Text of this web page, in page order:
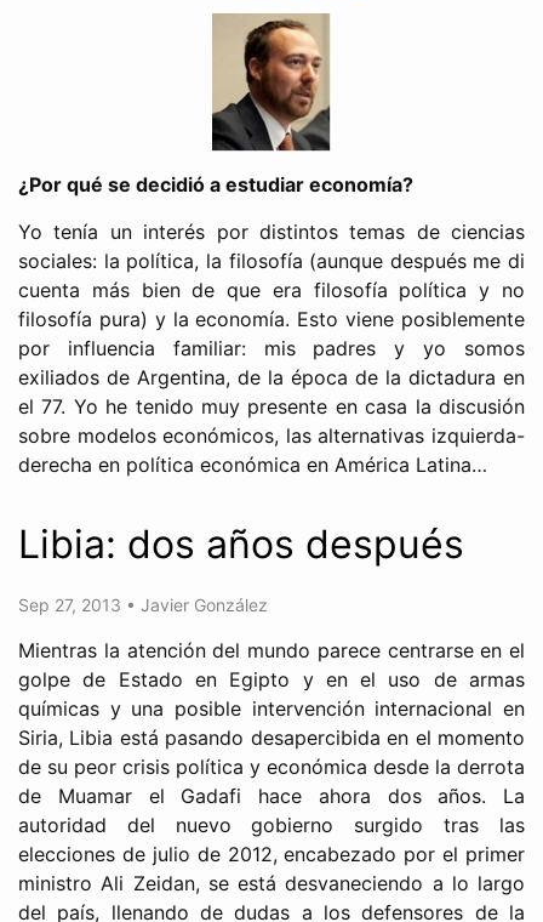
¿Por qué se decidió a estudiar economía?
Yo tenía un interés por distintos temas de ciencias
sociales: la política, la filosofía (aunque después me di
cuenta más bien de que era filosofía política y no
filosofía pura) y la economía. Esto viene posiblemente
por influencia familiar: mis padres y yo somos
exiliados de Argentina, de la época de la dictadura en
el 77. Yo he tenido muy presente en casa la discusión
sobre modelos económicos, las alternativas izquierda-
derecha en política económica en América Latina…
Libia: dos años después
Sep 27, 2013 • Javier González
Mientras la atención del mundo parece centrarse en el
golpe de Estado en Egipto y en el uso de armas
químicas y una posible intervención internacional en
Siria, Libia está pasando desapercibida en el momento
de su peor crisis política y económica desde la derrota
de Muamar el Gadafi hace ahora dos años. La
autoridad del nuevo gobierno surgido tras las
elecciones de julio de 2012, encabezado por el primer
ministro Ali Zeidan, se está desvaneciendo a lo largo
del país, llenando de dudas a los defensores de la